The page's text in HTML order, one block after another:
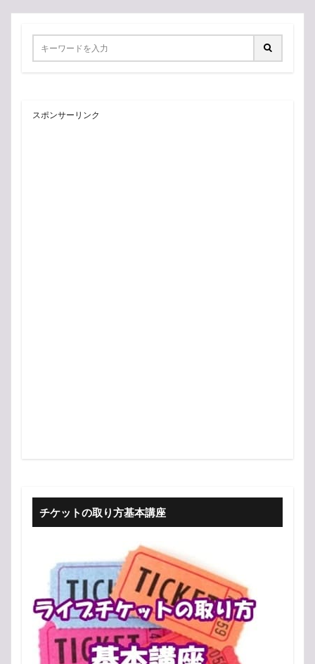
スポンサーリンク
チケットの取り方基本講座